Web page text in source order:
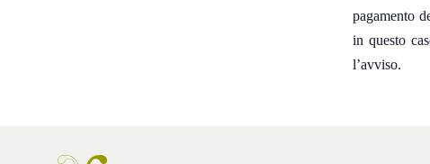
pagamento
in questo
l’avviso.